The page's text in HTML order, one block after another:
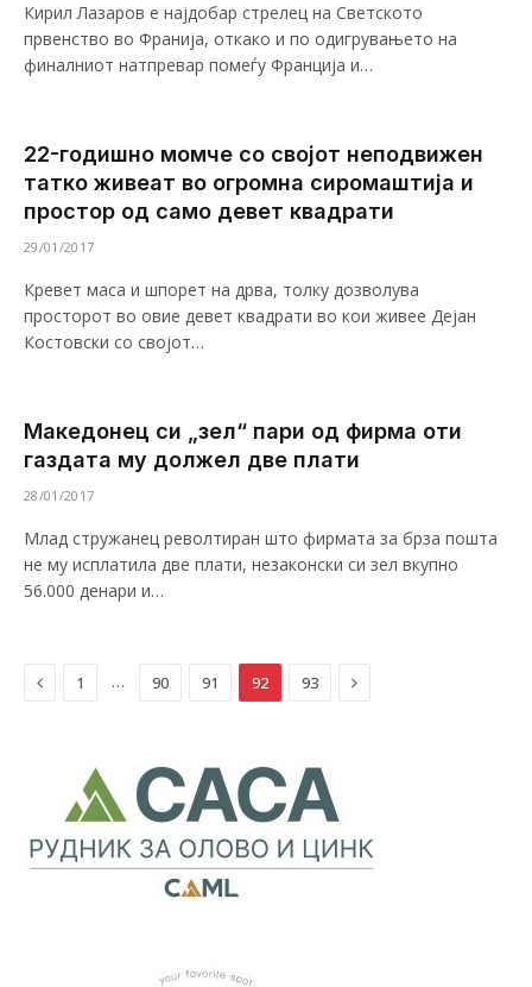
Кирил Лазаров е најдобар стрелец на Светското
првенство во Франија, откако и по одигрувањето на
финалниот натпревар помеѓу Франција и…
22-годишно момче со својот неподвижен
татко живеат во огромна сиромаштија и
простор од само девет квадрати
29/01/2017
Кревет маса и шпорет на дрва, толку дозволува
просторот во овие девет квадрати во кои живее Дејан
Костовски со својот…
Македонец си „зел“ пари од фирма оти
газдата му должел две плати
28/01/2017
Млад стружанец револтиран што фирмата за брза пошта
не му исплатила две плати, незаконски си зел вкупно
56.000 денари и…
Previous
1 … 90 91 92 93 Next